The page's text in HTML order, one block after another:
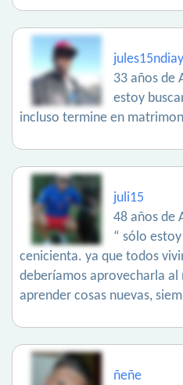
33 años de
estoy
incluso termine en
juli15
48 años de
“ sólo
cenicienta. ya que todos
deberíamos aprovecharla
aprender cosas nuevas,
ñeñe